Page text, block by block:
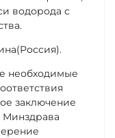
водорода с
необходимые
заключение
Минздрава